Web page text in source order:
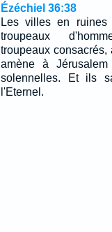
Ézéchiel 36:38
Les villes en ruines
troupeaux
troupeaux consacrés,
amène à
solennelles. Et ils
l'Eternel.